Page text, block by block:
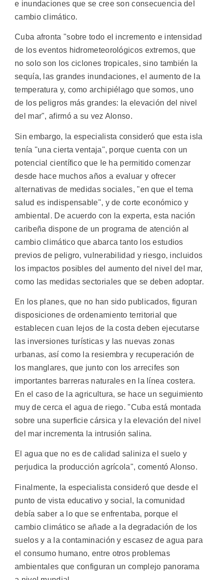
e inundaciones que se cree son consecuencia del
cambio climático.
Cuba afronta "sobre todo el incremento e intensidad
de los eventos hidrometeorológicos extremos, que
no solo son los ciclones tropicales, sino también la
sequía, las grandes inundaciones, el aumento de la
temperatura y, como archipiélago que somos, uno
de los peligros más grandes: la elevación del nivel
del mar", afirmó a su vez Alonso.
Sin embargo, la especialista consideró que esta isla
tenía "una cierta ventaja", porque cuenta con un
potencial científico que le ha permitido comenzar
desde hace muchos años a evaluar y ofrecer
alternativas de medidas sociales, "en que el tema
salud es indispensable", y de corte económico y
ambiental. De acuerdo con la experta, esta nación
caribeña dispone de un programa de atención al
cambio climático que abarca tanto los estudios
previos de peligro, vulnerabilidad y riesgo, incluidos
los impactos posibles del aumento del nivel del mar,
como las medidas sectoriales que se deben adoptar.
En los planes, que no han sido publicados, figuran
disposiciones de ordenamiento territorial que
establecen cuan lejos de la costa deben ejecutarse
las inversiones turísticas y las nuevas zonas
urbanas, así como la resiembra y recuperación de
los manglares, que junto con los arrecifes son
importantes barreras naturales en la línea costera.
En el caso de la agricultura, se hace un seguimiento
muy de cerca el agua de riego. "Cuba está montada
sobre una superficie cársica y la elevación del nivel
del mar incrementa la intrusión salina.
El agua que no es de calidad saliniza el suelo y
perjudica la producción agrícola", comentó Alonso.
Finalmente, la especialista consideró que desde el
punto de vista educativo y social, la comunidad
debía saber a lo que se enfrentaba, porque el
cambio climático se añade a la degradación de los
suelos y a la contaminación y escasez de agua para
el consumo humano, entre otros problemas
ambientales que configuran un complejo panorama